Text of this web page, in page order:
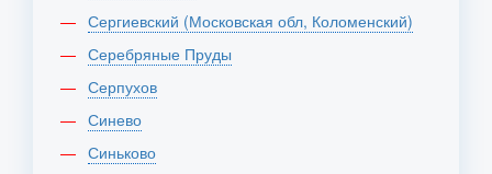
Сергиевский (Московская обл, Коломенский)
Серебряные Пруды
Серпухов
Синево
Синьково